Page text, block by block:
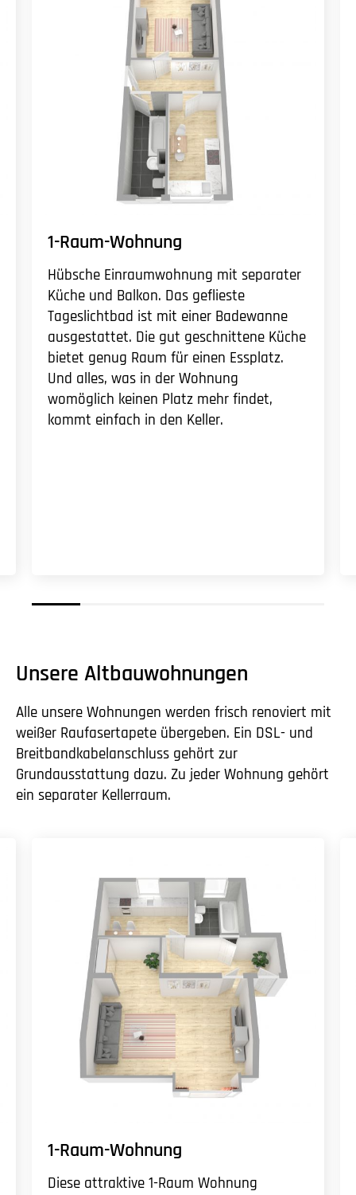
1-Raum-Wohnung
Hübsche Einraumwohnung mit separater
Küche und Balkon. Das geflieste
Tageslichtbad ist mit einer Badewanne
ausgestattet. Die gut geschnittene Küche
bietet genug Raum für einen Essplatz.
Und alles, was in der Wohnung
womöglich keinen Platz mehr findet,
kommt einfach in den Keller.
Unsere Altbauwohnungen
Alle unsere Wohnungen werden frisch renoviert mit
weißer Raufasertapete übergeben. Ein DSL- und
Breitbandkabelanschluss gehört zur
Grundausstattung dazu. Zu jeder Wohnung gehört
ein separater Kellerraum.
1-Raum-Wohnung
Diese attraktive 1-Raum Wohnung